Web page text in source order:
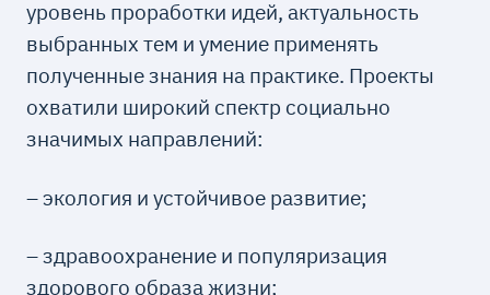
уровень проработки идей, актуальность
выбранных тем и умение применять
полученные знания на практике. Проекты
охватили широкий спектр социально
значимых направлений:
– экология и устойчивое развитие;
– здравоохранение и популяризация
здорового образа жизни;